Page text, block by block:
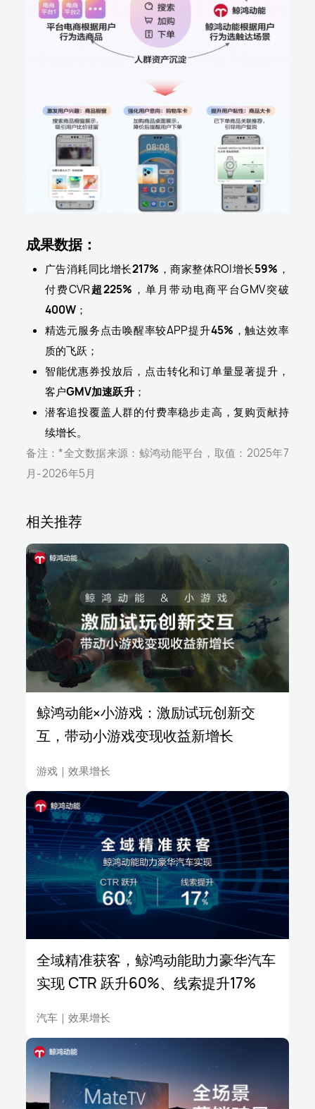
成果数据：
广告消耗同比增长217% ，商家整体ROI增长59% ，
付费CVR超225% ，单月带动电商平台GMV突破
400W ；
精选元服务点击唤醒率较APP提升45% ，触达效率
质的飞跃；
智能优惠券投放后，点击转化和订单量显著提升，
客户GMV加速跃升；
潜客追投覆盖人群的付费率稳步走高，复购贡献持
续增长。
备注：*全文数据来源：鲸鸿动能平台，取值：2025年7
月-2026年5月
相关推荐
鲸鸿动能×小游戏：激励试玩创新交
互，带动小游戏变现收益新增长
游戏 ｜效果增长
全域精准获客，鲸鸿动能助力豪华汽车
实现 CTR 跃升60%、线索提升17%
汽车 ｜效果增长